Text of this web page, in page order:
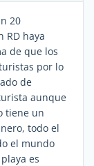
20
RD haya
de que los
por lo
de
aunque
tiene un
todo el
el mundo
es